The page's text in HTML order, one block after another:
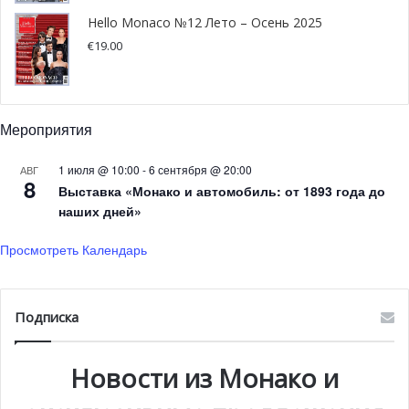
«Этот жест показывает, что руководство всегда
учитывает мнение своего персонала. Этот проект —
своего рода знакомство с большой частью учреждения.
Я хочу подчеркнуть, что все мы работаем на благо
Hello Monaco №12 Лето – Осень 2025
€19.00
Мероприятия
АВГ
8
1 июля @ 10:00 -6 сентября @ 20:00
Выставка «Монако и автомобиль: от 1893 года до
наших дней»
Просмотреть Календарь
Подписка
Новости из Монако и